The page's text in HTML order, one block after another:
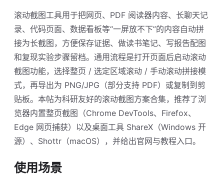
滚动截图工具用于把网页、PDF 阅读器内容、长聊天记
录、代码页面、数据看板等“一屏放不下”的内容自动拼
接为长截图，方便保存证据、做读书笔记、写报告配图
和复现实验步骤留档。通用流程是打开页面后启动滚动
截图功能，选择整页 / 选定区域滚动 / 手动滚动拼接模
式，再导出为 PNG/JPG（部分支持 PDF）或复制到剪
贴板。本帖为科研友好的滚动截图方案合集，推荐了浏
览器内置整页截图（Chrome DevTools、Firefox、
Edge 网页捕获）以及桌面工具 ShareX（Windows 开
源）、Shottr（macOS），并给出官网与教程入口。
使用场景